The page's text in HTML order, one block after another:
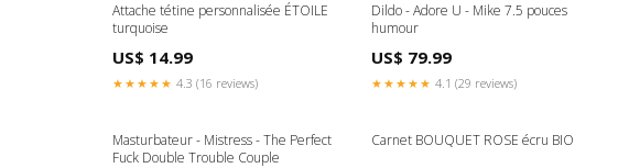
Attache tétine personnalisée ÉTOILE
turquoise
US$ 14.99
★★★★★ 4.3 (16 reviews)
Dildo - Adore U - Mike 7.5 pouces
humour
US$ 79.99
★★★★★ 4.1 (29 reviews)
Masturbateur - Mistress - The Perfect
Fuck Double Trouble Couple
Carnet BOUQUET ROSE écru BIO